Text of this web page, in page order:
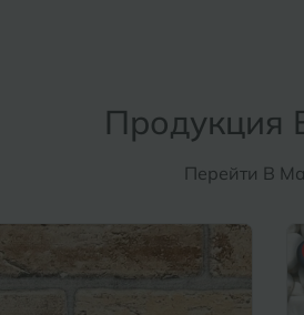
Продукция
Перейти В